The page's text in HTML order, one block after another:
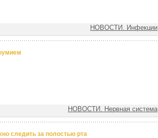
НОВОСТИ. Инфекции
НОВОСТИ. Нервная система
следить за полостью рта